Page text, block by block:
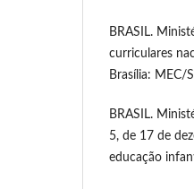
BRASIL.
curriculares
Brasília: MEC/
BRASIL.
5, de 17 de
educação